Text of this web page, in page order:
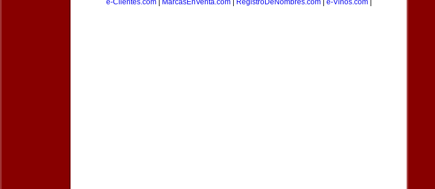
e-Clientes.com| MarcasEnVenta.com| RegistroDeNombres.com| e-Vinos.com|